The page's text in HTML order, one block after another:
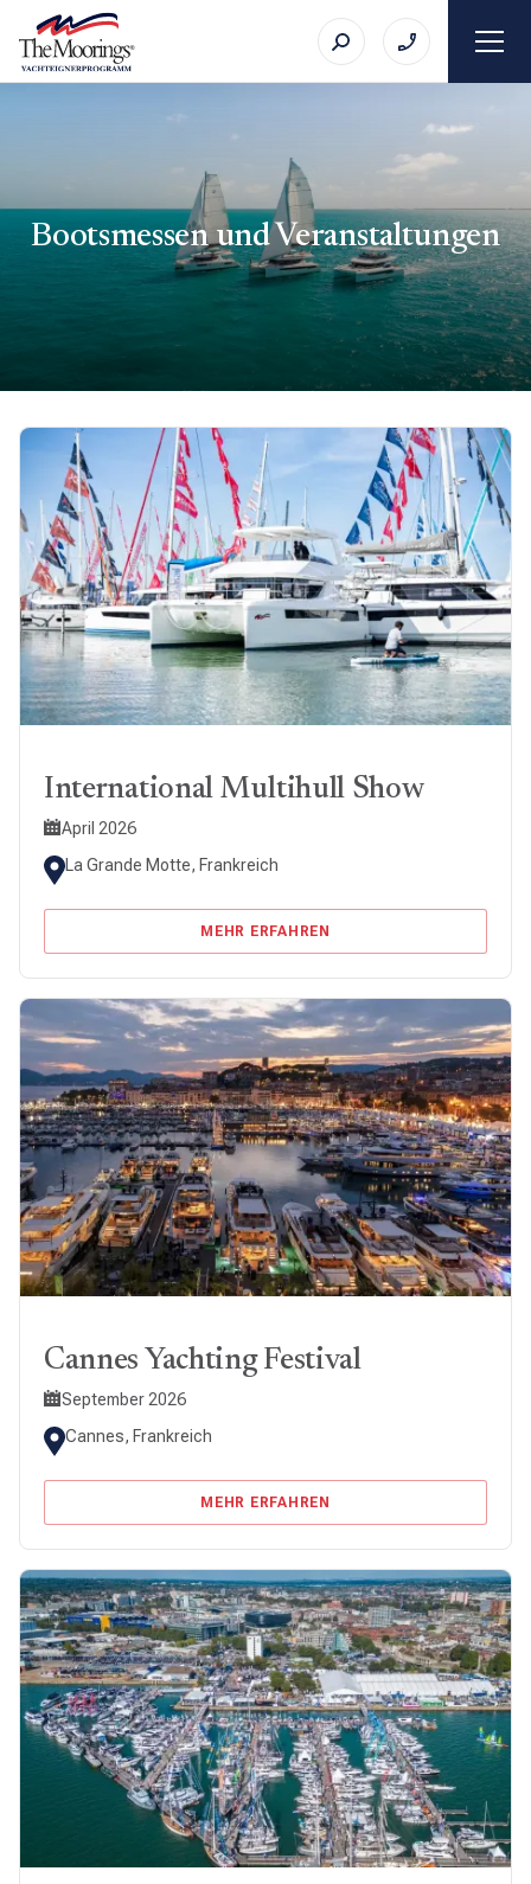
Bootsmessen und Veranstaltungen
International Multihull Show
April 2026
La Grande Motte, Frankreich
MEHR ERFAHREN
Cannes Yachting Festival
September 2026
Cannes, Frankreich
MEHR ERFAHREN